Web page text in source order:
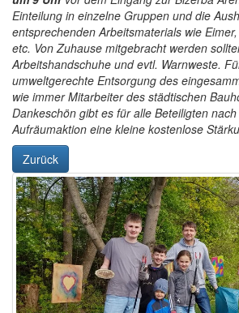
Einteilung in einzelne Gruppen und die
entsprechenden Arbeitsmaterials wie
etc. Von Zuhause mitgebracht werden
Arbeitshandschuhe und evtl. Warnweste.
umweltgerechte Entsorgung des
wie immer Mitarbeiter des städtischen
Dankeschön gibt es für alle Beteiligten
Aufräumaktion eine kleine kostenlose
Zurück